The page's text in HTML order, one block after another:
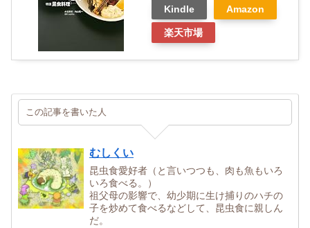
Kindle Amazon
楽天市場
この記事を書いた人
むしくい
昆虫食愛好者（と言いつつも、肉も魚もいろ
いろ食べる。）
祖父母の影響で、幼少期に生け捕りのハチの
子を炒めて食べるなどして、昆虫食に親しん
だ。